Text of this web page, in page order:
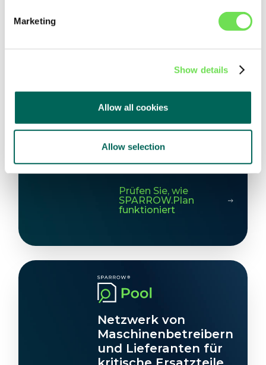
Marketing
Show details
Allow all cookies
Allow selection
dynamischer Planung.
Nachfrageprognosen.
Behalten Sie Ihre
Lieferkette jederzeit
Alle Ersatzteil-KPIs –
transparent und
jederzeit abrufbar.
Prüfen Sie, wie
SPARROW.Plan
funktioniert
Netzwerk von
Maschinenbetreibern
und Lieferanten für